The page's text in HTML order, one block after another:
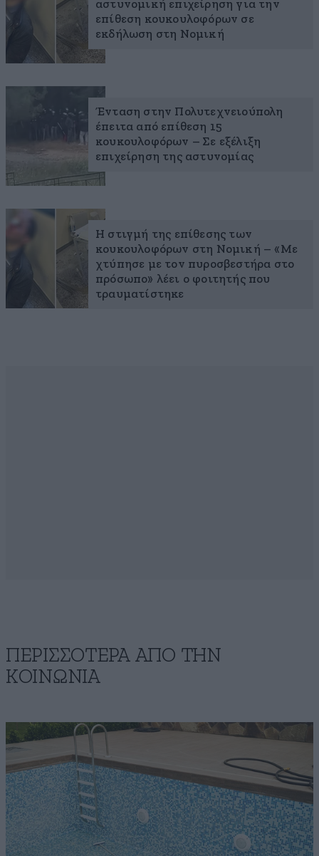
αστυνομική επιχείρηση για την
επίθεση κουκουλοφόρων σε
εκδήλωση στη Νομική
Ένταση στην Πολυτεχνειούπολη
έπειτα από επίθεση 15
κουκουλοφόρων – Σε εξέλιξη
επιχείρηση της αστυνομίας
Η στιγμή της επίθεσης των
κουκουλοφόρων στη Νομική – «Με
χτύπησε με τον πυροσβεστήρα στο
πρόσωπο» λέει ο φοιτητής που
τραυματίστηκε
ΠΕΡΙΣΣΟΤΕΡΑ ΑΠΟ ΤΗΝ
ΚΟΙΝΩΝΙΑ